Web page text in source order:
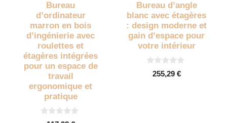
Bureau
d’ordinateur
marron en bois
d’ingénierie avec
roulettes et
étagères intégrées
pour un espace de
travail
ergonomique et
pratique
Bureau d’angle
blanc avec étagères
: design moderne et
gain d’espace pour
votre intérieur
s255,29 €